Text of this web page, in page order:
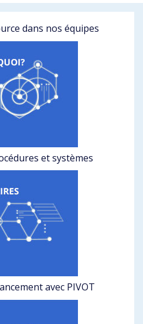
dans nos équipes
et systèmes
avec PIVOT